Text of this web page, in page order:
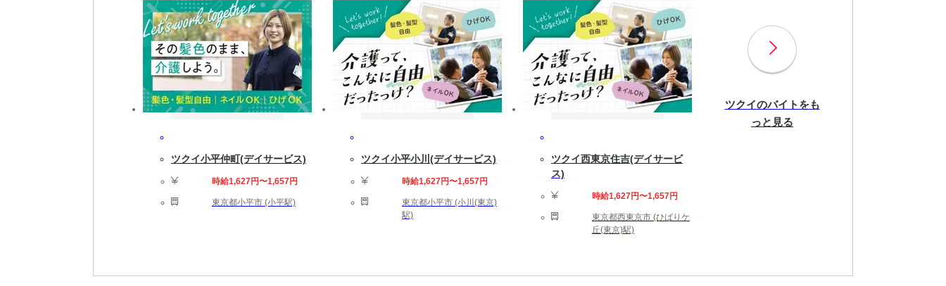
ツクイ小平仲町(デイサービス)
時給1,627円〜1,657円
東京都小平市 (小平駅)
ツクイ小平小川(デイサービス)
時給1,627円〜1,657円
東京都小平市 (小川(東京)
駅)
ツクイ西東京住吉(デイサービ
ス)
時給1,627円〜1,657円
東京都西東京市 (ひばりケ
丘(東京)駅)
ツクイのバイトをも
っと見る